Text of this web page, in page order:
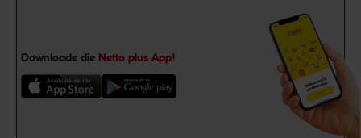
Downloade die Netto plus App!